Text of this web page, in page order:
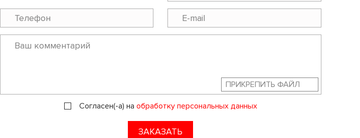
ПРИКРЕПИТЬ ФАЙЛ
Согласен(-а) на обработку персональных данных
ЗАКАЗАТЬ